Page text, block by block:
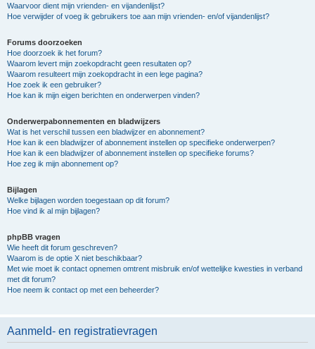
Waarvoor dient mijn vrienden- en vijandenlijst?
Hoe verwijder of voeg ik gebruikers toe aan mijn vrienden- en/of vijandenlijst?
Forums doorzoeken
Hoe doorzoek ik het forum?
Waarom levert mijn zoekopdracht geen resultaten op?
Waarom resulteert mijn zoekopdracht in een lege pagina?
Hoe zoek ik een gebruiker?
Hoe kan ik mijn eigen berichten en onderwerpen vinden?
Onderwerpabonnementen en bladwijzers
Wat is het verschil tussen een bladwijzer en abonnement?
Hoe kan ik een bladwijzer of abonnement instellen op specifieke onderwerpen?
Hoe kan ik een bladwijzer of abonnement instellen op specifieke forums?
Hoe zeg ik mijn abonnement op?
Bijlagen
Welke bijlagen worden toegestaan op dit forum?
Hoe vind ik al mijn bijlagen?
phpBB vragen
Wie heeft dit forum geschreven?
Waarom is de optie X niet beschikbaar?
Met wie moet ik contact opnemen omtrent misbruik en/of wettelijke kwesties in verband
met dit forum?
Hoe neem ik contact op met een beheerder?
Aanmeld- en registratievragen